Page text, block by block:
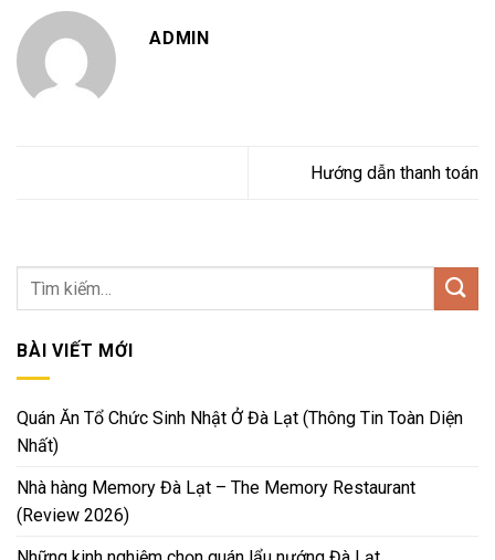
ADMIN
Hướng dẫn thanh toán
BÀI VIẾT MỚI
Quán Ăn Tổ Chức Sinh Nhật Ở Đà Lạt (Thông Tin Toàn Diện
Nhất)
Nhà hàng Memory Đà Lạt – The Memory Restaurant
(Review 2026)